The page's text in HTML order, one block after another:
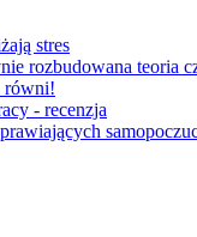
stres
rozbudowana teoria
równi!
- recenzja